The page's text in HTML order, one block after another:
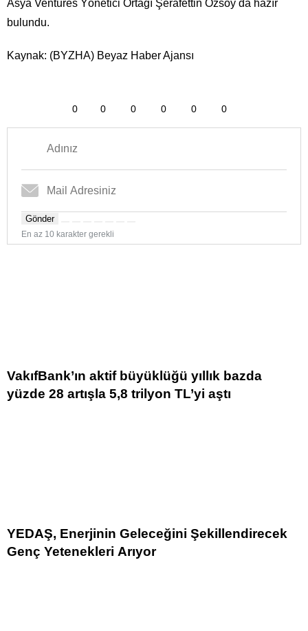
Asya Ventures Yönetici Ortağı Şerafettin Özsoy da hazır
bulundu.
Kaynak: (BYZHA) Beyaz Haber Ajansı
0 0 0 0 0 0
Gönder
En az 10 karakter gerekli
VakıfBank’ın aktif büyüklüğü yıllık bazda
yüzde 28 artışla 5,8 trilyon TL’yi aştı
YEDAŞ, Enerjinin Geleceğini Şekillendirecek
Genç Yetenekleri Arıyor